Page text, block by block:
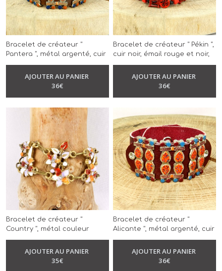
Bracelet de créateur "
Pantera ", métal argenté, cuir
Bracelet
AJOUTER AU PANIER
36€
Bracelet de créateur " Pékin ",
cuir noir, émail rouge et noir,
-Bracelet
AJOUTER AU PANIER
36€
Bracelet de créateur "
Country ", métal couleur
bronze, fleurs, modèle
unique, réalisé à la main
Bracelet
AJOUTER AU PANIER
35€
Bracelet de créateur "
Alicante ", métal argenté, cuir
bordeaux, impression léopard,
modèle unique, réalisé à la
Bracelet
AJOUTER AU PANIER
36€